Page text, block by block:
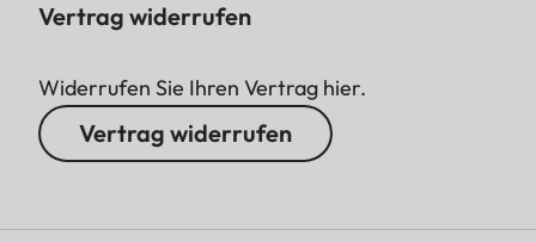
Vertrag widerrufen
Widerrufen Sie Ihren Vertrag hier.
Vertrag widerrufen